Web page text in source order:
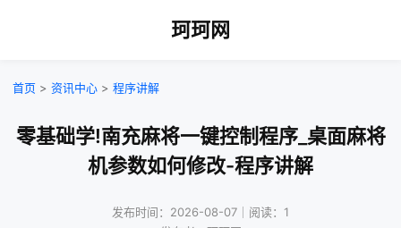
珂珂网
首页 > 资讯中心 > 程序讲解
零基础学!南充麻将一键控制程序_桌面麻将
机参数如何修改-程序讲解
发布时间：2026-08-07｜阅读：1